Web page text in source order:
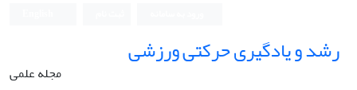
رشد و یادگیری حرکتی ورزشی
مجله علمی